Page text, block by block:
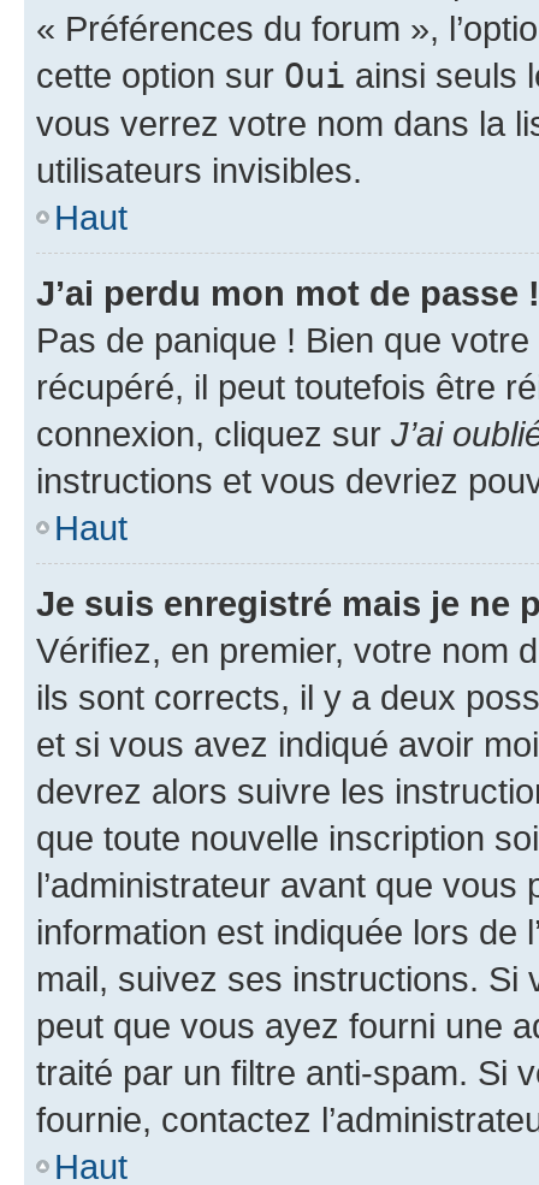
« Préférences du forum »,
cette option sur Oui ainsi seuls
vous verrez votre nom dans la
utilisateurs invisibles.
Haut
J’ai perdu mon mot de passe !
Pas de panique ! Bien que
récupéré, il peut toutefois être
connexion, cliquez sur J’ai
instructions et vous devriez
Haut
Je suis enregistré mais je ne
Vérifiez, en premier, votre nom
ils sont corrects, il y a deux
et si vous avez indiqué avoir
devrez alors suivre les
que toute nouvelle inscription
l’administrateur avant que
information est indiquée lors de
mail, suivez ses instructions. Si
peut que vous ayez fourni une
traité par un filtre anti-spam. Si
fournie, contactez
Haut